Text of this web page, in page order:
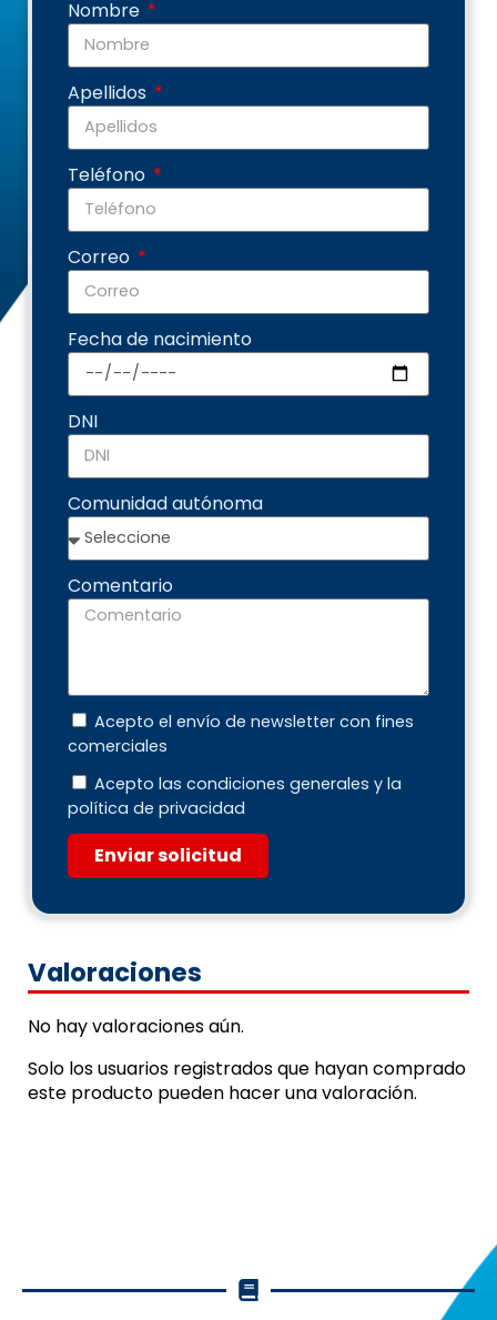
Nombre
Apellidos
Teléfono
Correo
Fecha de nacimiento
DNI
Comunidad autónoma
Comentario
Acepto el envío de newsletter con fines
comerciales
Acepto las condiciones generales y la
política de privacidad
Enviar solicitud
Valoraciones
No hay valoraciones aún.
Solo los usuarios registrados que hayan comprado
este producto pueden hacer una valoración.